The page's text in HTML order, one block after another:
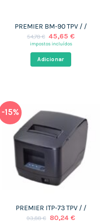
PREMIER BM-90 TPV / /
54,78€ O
preço
era:
54,78 €.
45,65€O
impostos incluídos
Adicionar
-15%
PREMIER ITP-73 TPV / /
93,88€ O
80,24€O